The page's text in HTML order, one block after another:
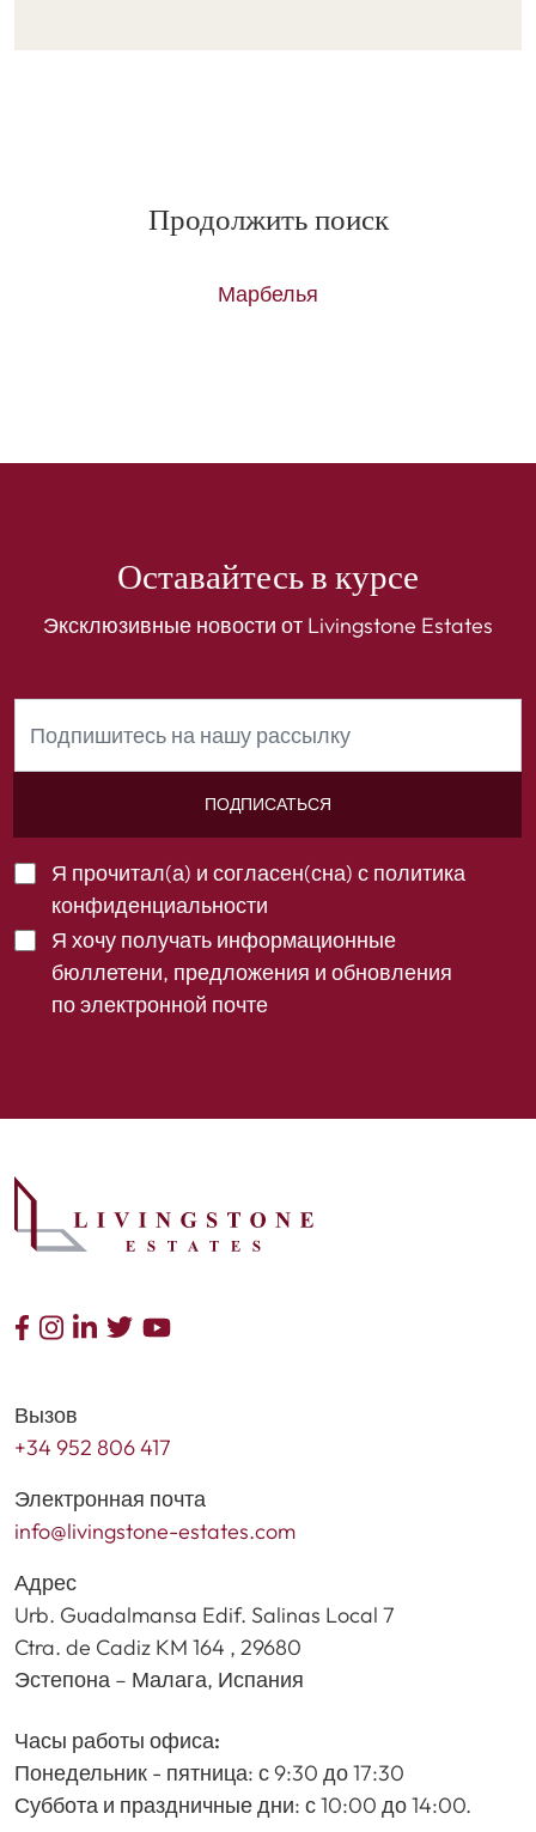
Продолжить поиск
Марбелья
Оставайтесь в курсе
Эксклюзивные новости от Livingstone Estates
ПОДПИСАТЬСЯ
Я прочитал(а) и согласен(сна) с политика
конфиденциальности
Я хочу получать информационные
бюллетени, предложения и обновления
по электронной почте
Вызов
+34 952 806 417
Электронная почта
info@livingstone-estates.com
Адрес
Urb. Guadalmansa Edif. Salinas Local 7
Ctra. de Cadiz KM 164 , 29680
Эстепона – Малага, Испания
Часы работы офиса:
Понедельник - пятница: с 9:30 до 17:30
Суббота и праздничные дни: с 10:00 до 14:00.